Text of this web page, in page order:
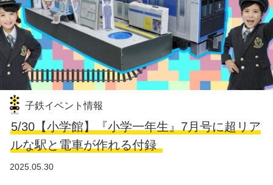
子鉄イベント情報
5/30【小学館】『小学一年生』7月号に超リア
ルな駅と電車が作れる付録
2025.05.30